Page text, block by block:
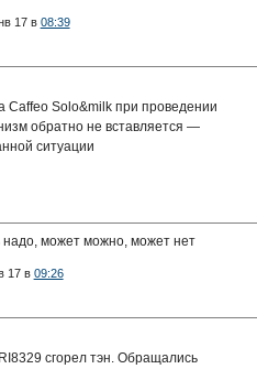
17 в 08:39
Caffeo Solo&milk при проведении
обратно не вставляется —
ситуации
надо, может можно, может нет
17 в 09:26
сгорел тэн. Обращались